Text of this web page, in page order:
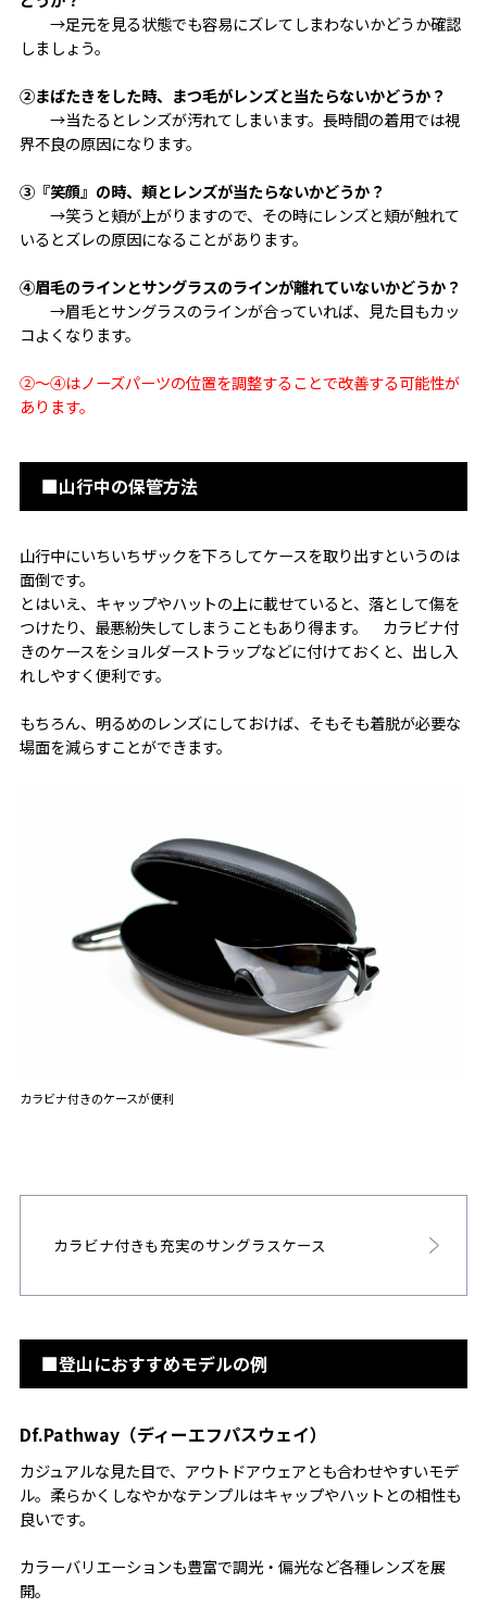
→足元を見る状態でも容易にズレてしまわないかどうか確認
しましょう。
②まばたきをした時、まつ毛がレンズと当たらないかどうか？
→当たるとレンズが汚れてしまいます。長時間の着用では視
界不良の原因になります。
③『笑顔』の時、頬とレンズが当たらないかどうか？
→笑うと頬が上がりますので、その時にレンズと頬が触れて
いるとズレの原因になることがあります。
④眉毛のラインとサングラスのラインが離れていないかどうか？
→眉毛とサングラスのラインが合っていれば、見た目もカッ
コよくなります。
②～④はノーズパーツの位置を調整することで改善する可能性が
あります。
■山行中の保管方法
カラビナ付きのケースが便利
山行中にいちいちザックを下ろしてケースを取り出すというのは
面倒です。
とはいえ、キャップやハットの上に載せていると、落として傷を
つけたり、最悪紛失してしまうこともあり得ます。 カラビナ付
きのケースをショルダーストラップなどに付けておくと、出し入
れしやすく便利です。
もちろん、明るめのレンズにしておけば、そもそも着脱が必要な
場面を減らすことができます。
カラビナ付きも充実のサングラスケース
■登山におすすめモデルの例
Df.Pathway（ディーエフパスウェイ）
カジュアルな見た目で、アウトドアウェアとも合わせやすいモデ
ル。柔らかくしなやかなテンプルはキャップやハットとの相性も
良いです。
カラーバリエーションも豊富で調光・偏光など各種レンズを展
開。